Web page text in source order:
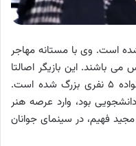
تاریخ ۱۳۵۳/۵/۹ متولد شده است. وی با مستانه مهاجر
می باشند. این بازیگر اصالتا
برای لاهیجان شمال می باشد و در خانواده ۵ نفری بزرگ شده است.
هنگامی که دانشجویی بود، وارد عرصه هنر
مجید فهیم، در سینمای جوانان